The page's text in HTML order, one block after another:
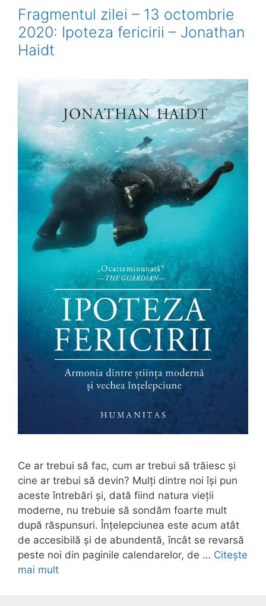
Fragmentul zilei – 13 octombrie
2020: Ipoteza fericirii – Jonathan
Haidt
Ce ar trebui să fac, cum ar trebui să trăiesc și
cine ar trebui să devin? Mulți dintre noi își pun
aceste întrebări și, dată fiind natura vieții
moderne, nu trebuie să sondăm foarte mult
după răspunsuri. Înțelepciunea este acum atât
de accesibilă și de abundentă, încât se revarsă
peste noi din paginile calendarelor, de … Citește
mai mult